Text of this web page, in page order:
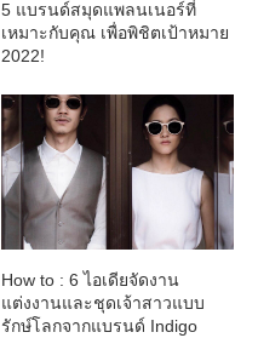
5 แบรนด์สมุดแพลนเนอร์ที่
เหมาะกับคุณ เพื่อพิชิตเป้าหมาย
2022!
How to : 6 ไอเดียจัดงาน
แต่งงานและชุดเจ้าสาวแบบ
รักษ์โลกจากแบรนด์ Indigo